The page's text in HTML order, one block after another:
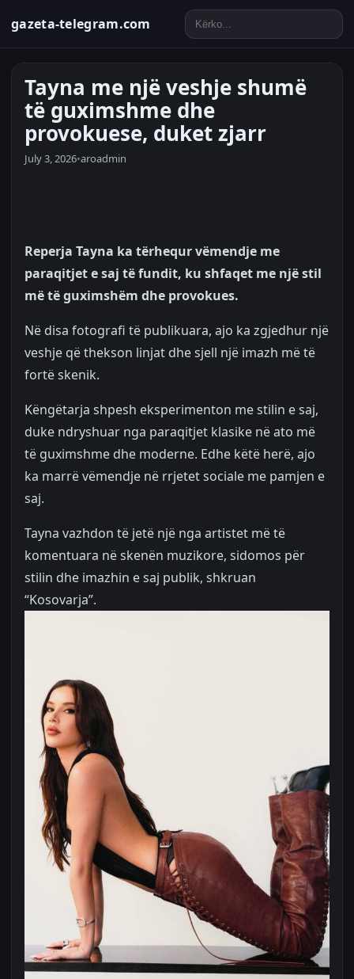
gazeta-telegram.com
Tayna me një veshje shumë
të guximshme dhe
provokuese, duket zjarr
July 3, 2026•aroadmin
Reperja Tayna ka tërhequr vëmendje me
paraqitjet e saj të fundit, ku shfaqet me një stil
më të guximshëm dhe provokues.
Në disa fotografi të publikuara, ajo ka zgjedhur një
veshje që thekson linjat dhe sjell një imazh më të
fortë skenik.
Këngëtarja shpesh eksperimenton me stilin e saj,
duke ndryshuar nga paraqitjet klasike në ato më
të guximshme dhe moderne. Edhe këtë herë, ajo
ka marrë vëmendje në rrjetet sociale me pamjen e
saj.
Tayna vazhdon të jetë një nga artistet më të
komentuara në skenën muzikore, sidomos për
stilin dhe imazhin e saj publik, shkruan
“Kosovarja”.